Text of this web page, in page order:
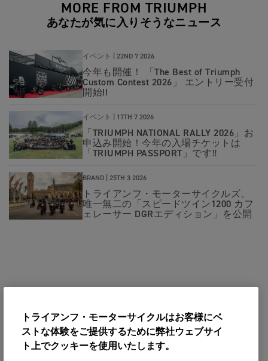
MORE FROM TRIUMPH
あなたが気に入りそうなニュース
イベント | 22ND 7 2026
今年も開催！ 「The Best of Triumph
Custom Contest 2026」 エントリー受付
開始!!
イベント | 17TH 7 2026
「TRIUMPH NATIONAL RALLY 2026」お
申込み開始！今年の入場チケットは
「TRIUMPH PASSPORT」です‼
BRAND | 25TH 3 2026
トライアンフ・モーターサイクルズ、
唯一無二の「スピードツイン1200 カフ
ェレーサー DGRエディション」を公開
トライアンフ・モーターサイクルはお客様にベ
ストな体験をご提供するために弊社ウェブサイ
ト上でクッキーを使用いたします。